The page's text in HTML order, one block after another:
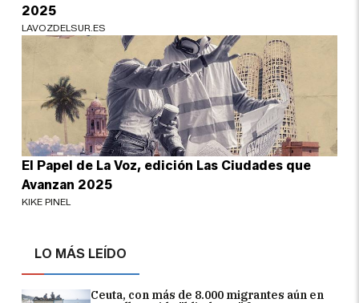
LO MÁS LEÍDO
Ceuta, con más de 8.000 migrantes aún en
2025
LAVOZDELSUR.ES
El Papel de La Voz, edición Las Ciudades que
Avanzan 2025
KIKE PINEL